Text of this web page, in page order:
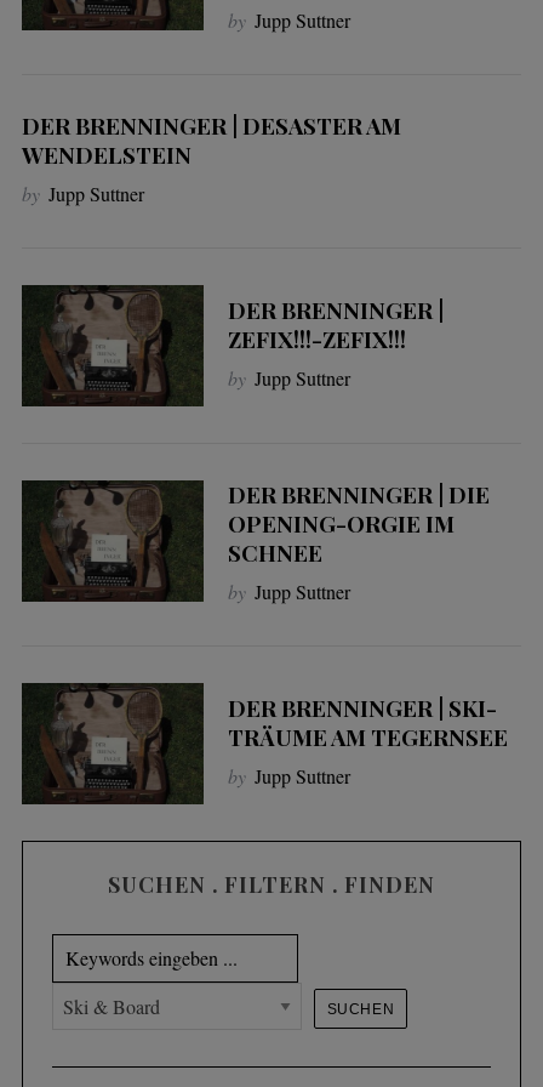
by Jupp Suttner
DER BRENNINGER | DESASTER AM
WENDELSTEIN
by Jupp Suttner
DER BRENNINGER |
ZEFIX!!!-ZEFIX!!!
by Jupp Suttner
DER BRENNINGER | DIE
OPENING-ORGIE IM
SCHNEE
by Jupp Suttner
DER BRENNINGER | SKI-
TRÄUME AM TEGERNSEE
by Jupp Suttner
SUCHEN . FILTERN . FINDEN